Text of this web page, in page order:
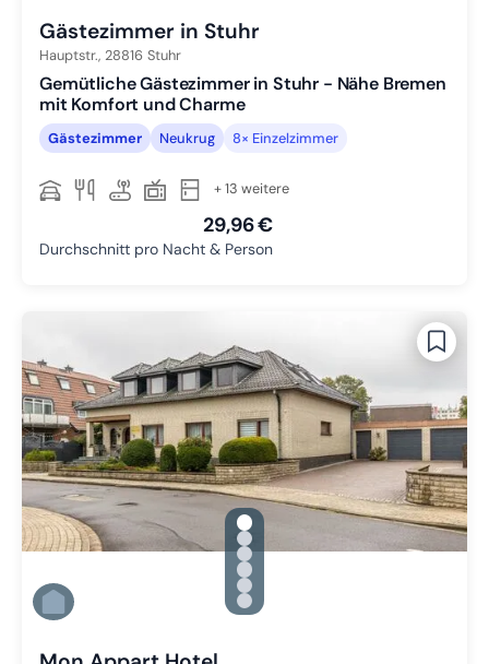
Gästezimmer in Stuhr
Hauptstr., 28816 Stuhr
Gemütliche Gästezimmer in Stuhr - Nähe Bremen
mit Komfort und Charme
Gästezimmer Neukrug 8× Einzelzimmer
+ 13 weitere
29,96 €
Durchschnitt pro Nacht & Person
gallery.slide_selector
Zu Slide 1 wechseln
Zu Slide 2 wechseln
Zu Slide 3 wechseln
Zu Slide 4 wechseln
Zu Slide 5 wechseln
Zu Slide 6 wechseln